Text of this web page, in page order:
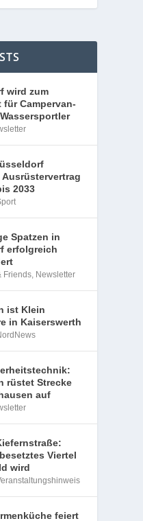
wird zum
für Campervan-
2033
Spatzen in
erfolgreich
Friends, Newsletter
ist Klein
in Kaiserswerth
rüstet Strecke
auf
Viertel
wird
feiert